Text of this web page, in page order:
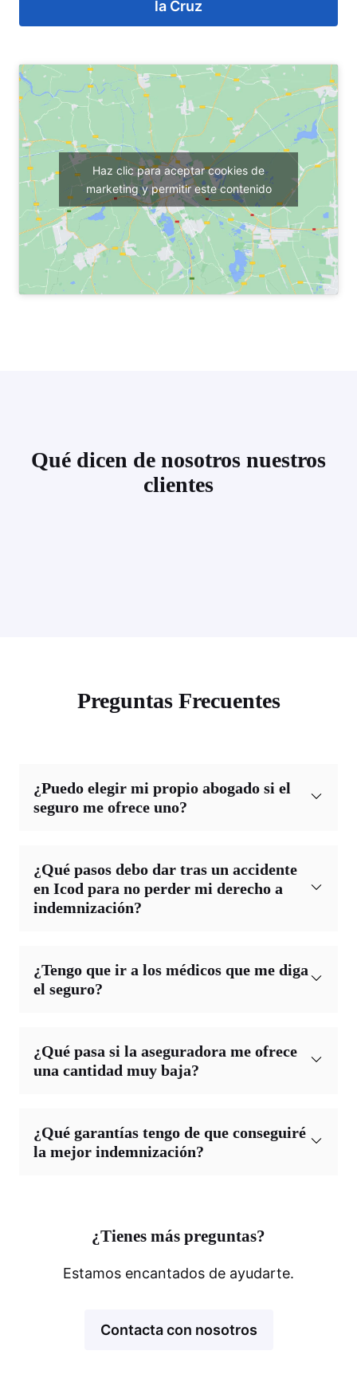
la Cruz
Haz clic para aceptar cookies de
marketing y permitir este contenido
Qué dicen de nosotros nuestros
clientes
Preguntas Frecuentes
¿Puedo elegir mi propio abogado si el
seguro me ofrece uno?
¿Qué pasos debo dar tras un accidente
en Icod para no perder mi derecho a
indemnización?
¿Tengo que ir a los médicos que me diga
el seguro?
¿Qué pasa si la aseguradora me ofrece
una cantidad muy baja?
¿Qué garantías tengo de que conseguiré
la mejor indemnización?
¿Tienes más preguntas?
Estamos encantados de ayudarte.
Contacta con nosotros